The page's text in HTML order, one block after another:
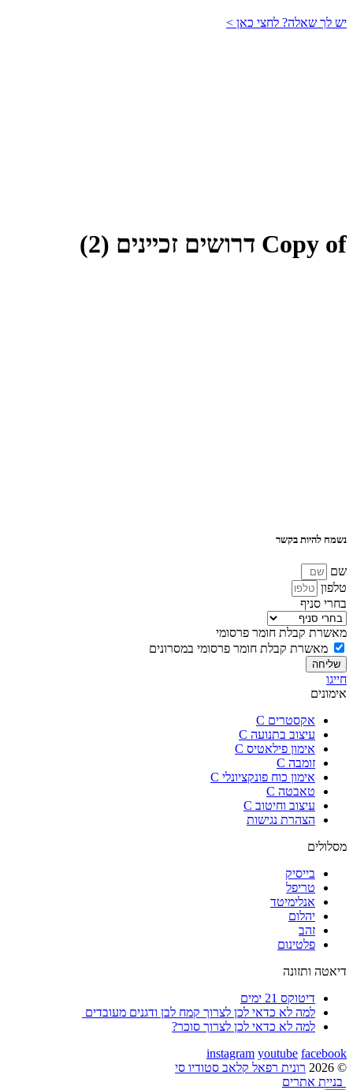
יש לך שאלה? לחצי כאן >
Copy of דרושים זכיינים (2)
נשמח להיות בקשר
שם
טלפון
בחרי סניף
מאשרת קבלת חומר פרסומי
מאשרת קבלת חומר פרסומי במסרונים
שליחה
חייגו
אימונים
אקסטרים C
עיצוב בתנועה C
אימון פילאטיס C
זומבה C
אימון כוח פונקציונלי C
טאבטה C
עיצוב וחיטוב C
הצהרת נגישות
מסלולים
בייסיק
טריפל
אנלימיטד
יהלום
זהב
פלטינום
דיאטה ותזונה
דיטוקס 21 ימים
למה לא כדאי לכן לצרוך קמח לבן ודגנים מעובדים
למה לא כדאי לכן לצרוך סוכר?
instagram youtube facebook
© 2026
רונית רפאל קלאב סטודיו סי
בניית אתרים